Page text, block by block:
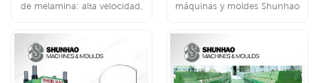
de melamina: alta velocidad,
máquinas y moldes Shunhao
máquina CNC de alta
tecnología experimentado
equipo técnico y de ingenieros